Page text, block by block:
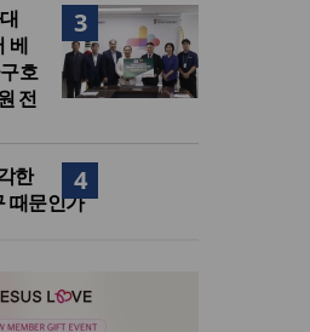
3
베
호
전
4
한
때문인가